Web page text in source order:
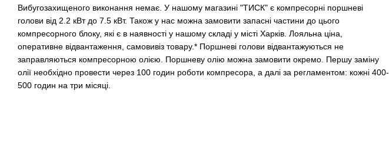
Вибугозахищеного виконання немає. У нашому магазині "ТИСК" є компресорні поршневі
голови від 2.2 кВт до 7.5 кВт. Також у нас можна замовити запасні частини до цього
компресорного блоку, які є в наявності у нашому складі у місті Харків. Лояльна ціна,
оперативне відвантаження, самовивіз товару.* Поршневі голови відвантажуються не
заправляються компресорною олією. Поршневу олію можна замовити окремо. Першу заміну
олії необхідно провести через 100 годин роботи компресора, а далі за регламентом: кожні 400-
500 годин на три місяці.